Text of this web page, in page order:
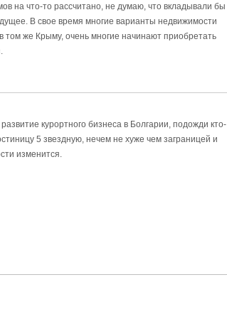
на что-то рассчитано, не думаю, что вкладывали бы
В свое время многие варианты недвижимости
том же Крыму, очень многие начинают приобретать
курортного бизнеса в Болгарии, подожди кто-
5 звездную, нечем не хуже чем заграницей и
изменится.